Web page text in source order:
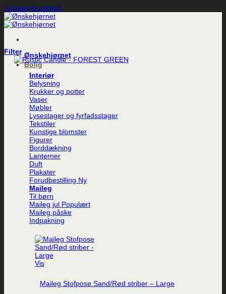
Fortsæt til indhold
Ønskehjørnet
Bolig
Interiør
Belysning
Krukker og potter
Vaser
Møbler
Lysestager og fyrfadsstager
Tekstiler
Kunstige blomster
Figurer
Borddækning
Lanterner
Duft
Plakater
Forudbestilling
Maileg
Til børn
Maileg jul
Maileg påske
Indpakning
Vis
Maileg Stofpose Sand/Rød striber – Large
Filter